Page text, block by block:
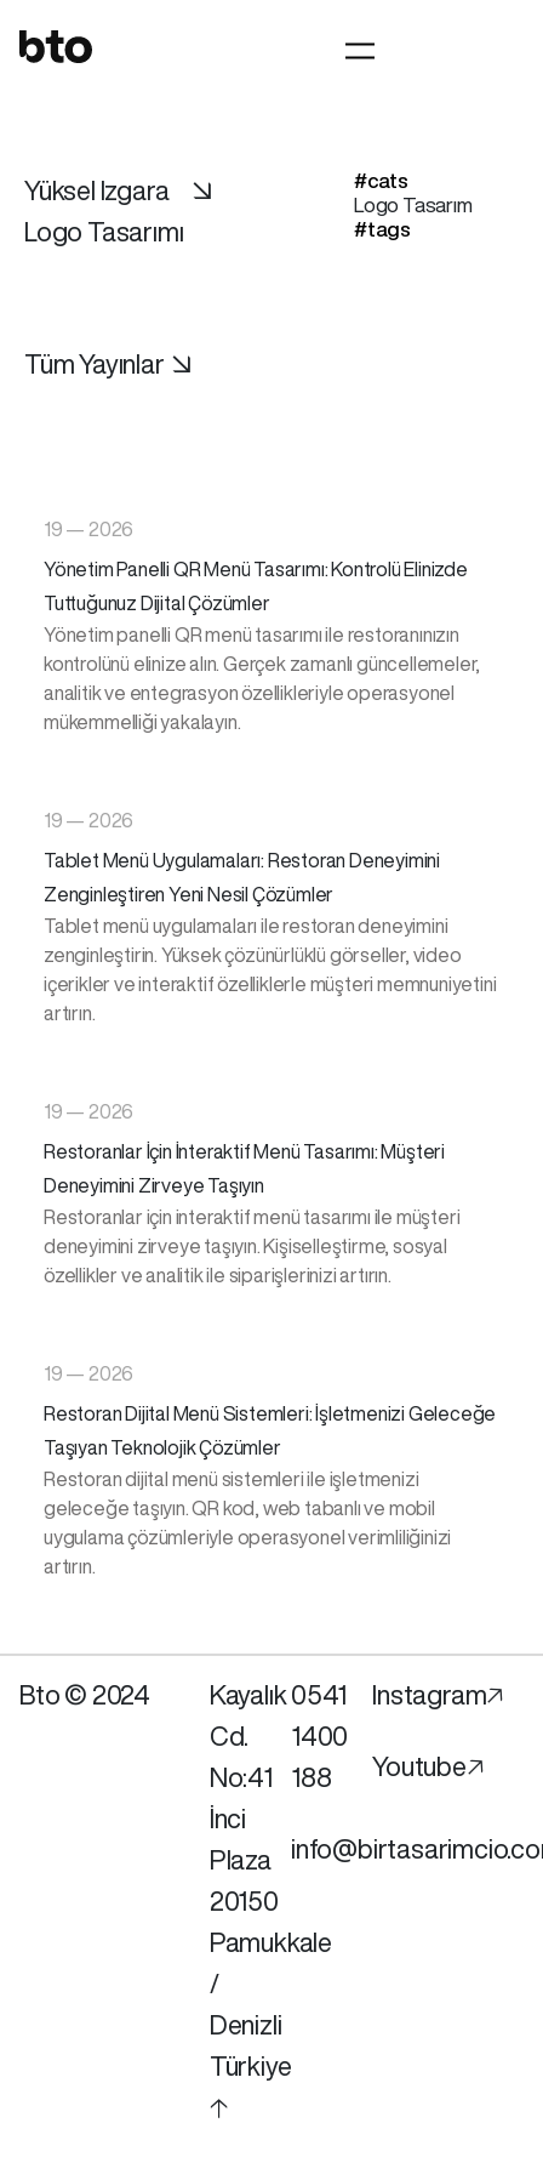
Yüksel Izgara
Logo Tasarımı
↘
#cats
Logo Tasarım
#tags
Tüm Yayınlar ↘
19 — 2026
Yönetim Panelli QR Menü Tasarımı: Kontrolü Elinizde
Tuttuğunuz Dijital Çözümler
Yönetim panelli QR menü tasarımı ile restoranınızın
kontrolünü elinize alın. Gerçek zamanlı güncellemeler,
analitik ve entegrasyon özellikleriyle operasyonel
mükemmelliği yakalayın.
19 — 2026
Tablet Menü Uygulamaları: Restoran Deneyimini
Zenginleştiren Yeni Nesil Çözümler
Tablet menü uygulamaları ile restoran deneyimini
zenginleştirin. Yüksek çözünürlüklü görseller, video
içerikler ve interaktif özelliklerle müşteri memnuniyetini
artırın.
19 — 2026
Restoranlar İçin İnteraktif Menü Tasarımı: Müşteri
Deneyimini Zirveye Taşıyın
Restoranlar için interaktif menü tasarımı ile müşteri
deneyimini zirveye taşıyın. Kişiselleştirme, sosyal
özellikler ve analitik ile siparişlerinizi artırın.
19 — 2026
Restoran Dijital Menü Sistemleri: İşletmenizi Geleceğe
Taşıyan Teknolojik Çözümler
Restoran dijital menü sistemleri ile işletmenizi
geleceğe taşıyın. QR kod, web tabanlı ve mobil
uygulama çözümleriyle operasyonel verimliliğinizi
artırın.
Bto © 2024
Kayalık
Cd.
No:41
İnci
Plaza
20150
Pamukkale
/
Denizli
Türkiye
🡡
0541
1400
188
Instagram🡥
Youtube🡥